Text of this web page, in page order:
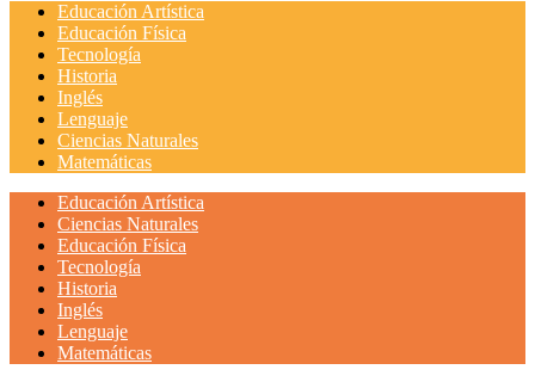
Educación Artística
Educación Física
Tecnología
Historia
Inglés
Lenguaje
Ciencias Naturales
Matemáticas
Educación Artística
Ciencias Naturales
Educación Física
Tecnología
Historia
Inglés
Lenguaje
Matemáticas